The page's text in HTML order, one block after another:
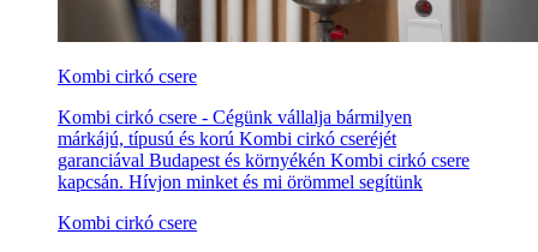
Kombi cirkó csere
Kombi cirkó csere - Cégünk vállalja bármilyen
márkájú, típusú és korú Kombi cirkó cseréjét
garanciával Budapest és környékén Kombi cirkó csere
kapcsán. Hívjon minket és mi örömmel segítünk
Kombi cirkó csere